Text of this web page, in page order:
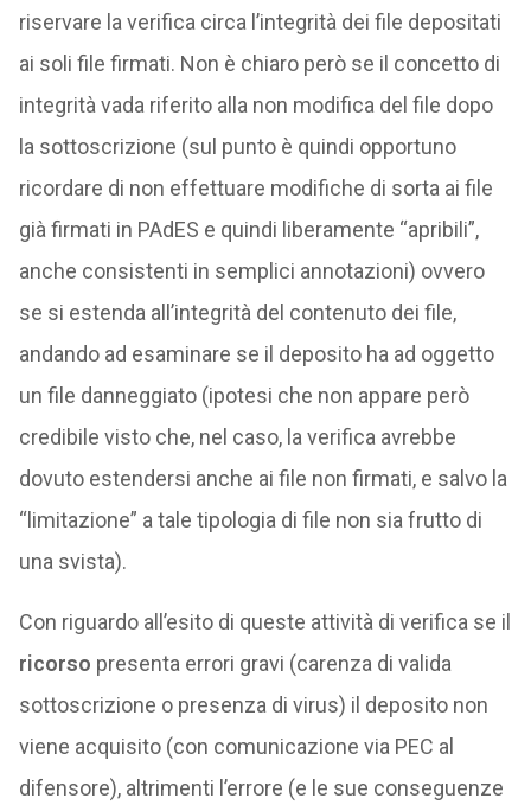
riservare la verifica circa l’integrità dei file depositati
ai soli file firmati. Non è chiaro però se il concetto di
integrità vada riferito alla non modifica del file dopo
la sottoscrizione (sul punto è quindi opportuno
ricordare di non effettuare modifiche di sorta ai file
già firmati in PAdES e quindi liberamente “apribili”,
anche consistenti in semplici annotazioni) ovvero
se si estenda all’integrità del contenuto dei file,
andando ad esaminare se il deposito ha ad oggetto
un file danneggiato (ipotesi che non appare però
credibile visto che, nel caso, la verifica avrebbe
dovuto estendersi anche ai file non firmati, e salvo la
“limitazione” a tale tipologia di file non sia frutto di
una svista).
Con riguardo all’esito di queste attività di verifica se il
ricorso presenta errori gravi (carenza di valida
sottoscrizione o presenza di virus) il deposito non
viene acquisito (con comunicazione via PEC al
difensore), altrimenti l’errore (e le sue conseguenze